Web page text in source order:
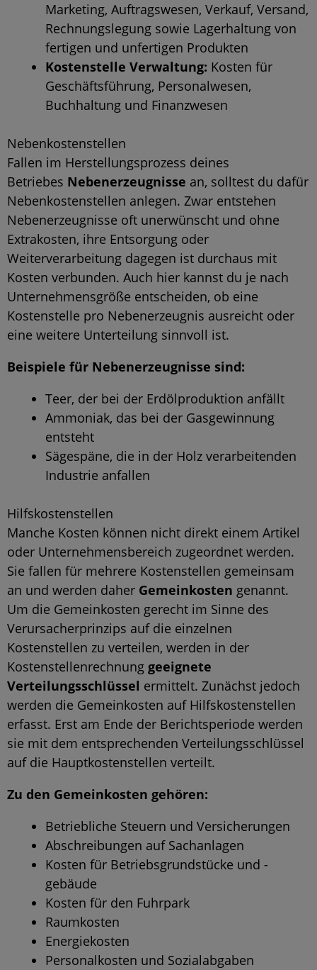
Marketing, Auftragswesen, Verkauf, Versand,
Rechnungslegung sowie Lagerhaltung von
fertigen und unfertigen Produkten
Kostenstelle Verwaltung: Kosten für
Geschäftsführung, Personalwesen,
Buchhaltung und Finanzwesen
Nebenkostenstellen
Fallen im Herstellungsprozess deines
Betriebes Nebenerzeugnisse an, solltest du dafür
Nebenkostenstellen anlegen. Zwar entstehen
Nebenerzeugnisse oft unerwünscht und ohne
Extrakosten, ihre Entsorgung oder
Weiterverarbeitung dagegen ist durchaus mit
Kosten verbunden. Auch hier kannst du je nach
Unternehmensgröße entscheiden, ob eine
Kostenstelle pro Nebenerzeugnis ausreicht oder
eine weitere Unterteilung sinnvoll ist.
Beispiele für Nebenerzeugnisse sind:
Teer, der bei der Erdölproduktion anfällt
Ammoniak, das bei der Gasgewinnung
entsteht
Sägespäne, die in der Holz verarbeitenden
Industrie anfallen
Hilfskostenstellen
Manche Kosten können nicht direkt einem Artikel
oder Unternehmensbereich zugeordnet werden.
Sie fallen für mehrere Kostenstellen gemeinsam
an und werden daher Gemeinkosten genannt.
Um die Gemeinkosten gerecht im Sinne des
Verursacherprinzips auf die einzelnen
Kostenstellen zu verteilen, werden in der
Kostenstellenrechnung geeignete
Verteilungsschlüssel ermittelt. Zunächst jedoch
werden die Gemeinkosten auf Hilfskostenstellen
erfasst. Erst am Ende der Berichtsperiode werden
sie mit dem entsprechenden Verteilungsschlüssel
auf die Hauptkostenstellen verteilt.
Zu den Gemeinkosten gehören:
Betriebliche Steuern und Versicherungen
Abschreibungen auf Sachanlagen
Kosten für Betriebsgrundstücke und -
gebäude
Kosten für den Fuhrpark
Raumkosten
Energiekosten
Personalkosten und Sozialabgaben